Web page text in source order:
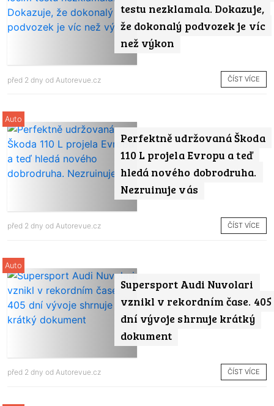
testu nezklamala. Dokazuje,
že dokonalý podvozek je víc
než výkon
před 2 dny od Autorevue.cz ČÍST VÍCE
Perfektně udržovaná Škoda
110 L projela Evropu a teď
hledá nového dobrodruha.
Nezruinuje vás
Auto
před 2 dny od Autorevue.cz ČÍST VÍCE
Supersport Audi Nuvolari
vznikl v rekordním čase. 405
dní vývoje shrnuje krátký
dokument
Auto
před 2 dny od Autorevue.cz ČÍST VÍCE